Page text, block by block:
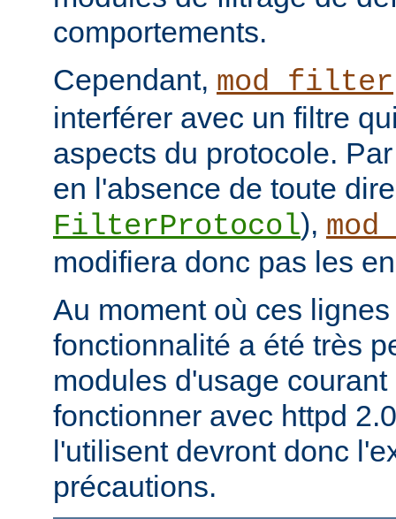
comportements.
Cependant, mod_filter
interférer avec un filtre
aspects du protocole.
en l'absence de toute
FilterProtocol),
modifiera donc pas les
Au moment où ces
fonctionnalité a été très
modules d'usage
fonctionner avec httpd
l'utilisent devront donc
précautions.